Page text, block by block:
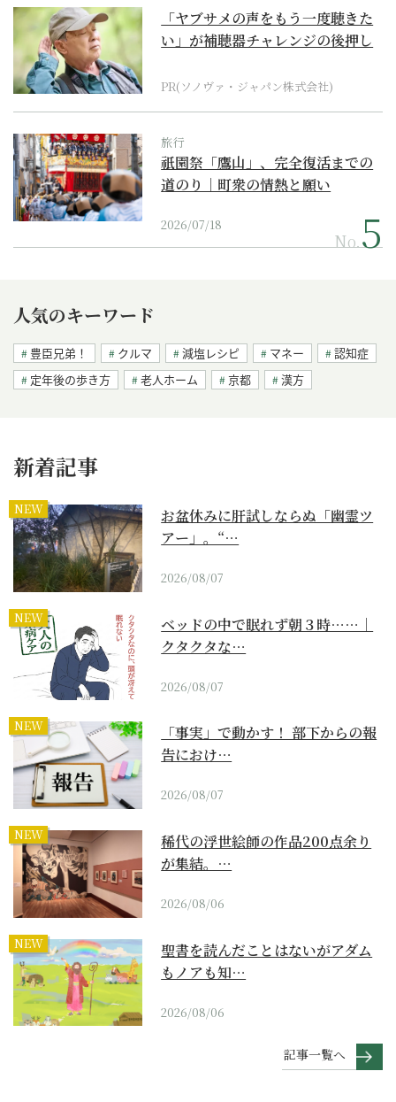
「ヤブサメの声をもう一度聴きた
い」が補聴器チャレンジの後押し
PR(ソノヴァ・ジャパン株式会社)
旅行
祇園祭「鷹山」、完全復活までの
道のり｜町衆の情熱と願い
2026/07/18
No.
人気のキーワード
豊臣兄弟！ クルマ 減塩レシピ マネー
認知症
定年後の歩き方
老人ホーム 京都 漢方
新着記事
NEW
お盆休みに肝試しならぬ「幽霊ツ
アー」。“…
2026/08/07
NEW
ベッドの中で眠れず朝３時……｜
クタクタな…
2026/08/07
NEW
「事実」で動かす！ 部下からの報
告におけ…
2026/08/07
NEW
稀代の浮世絵師の作品200点余り
が集結。…
2026/08/06
NEW
聖書を読んだことはないがアダム
もノアも知…
2026/08/06
記事一覧へ